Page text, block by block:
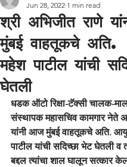
श्री अभिजीत राणे
मुंबई वाहतूकचे
महेश पाटील यांची
घेतली
Jun 28, 2022 1 min read
धडक ऑटो रिक्षा-टॅक्सी चालक-
संस्थापक महासचिव कामगार नेते
यांनी आज मुंबई वाहतूकचे अति.
पाटील यांची सदिच्छा भेट घेतली व
बद्दल त्यांचा शाल घालून सत्कार